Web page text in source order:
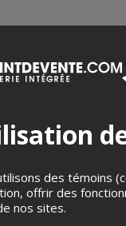
des témoins
offrir des
nos sites.